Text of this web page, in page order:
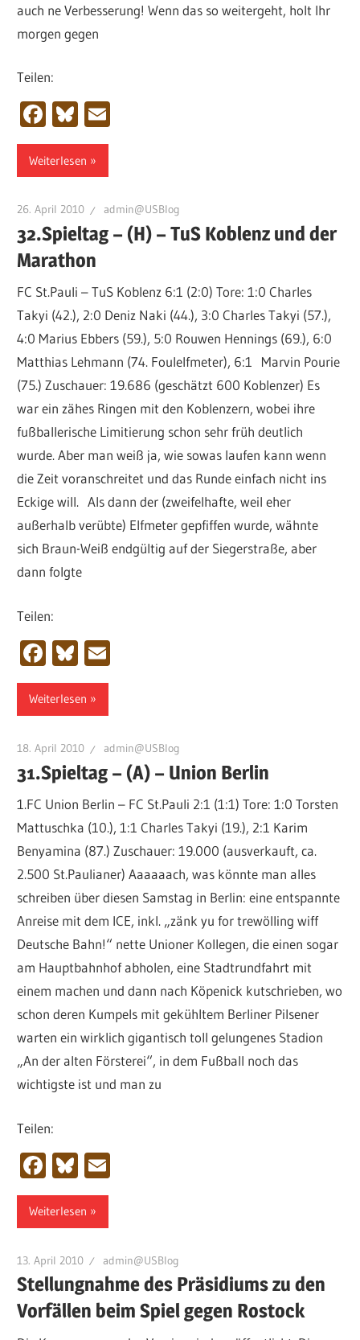
auch ne Verbesserung! Wenn das so weitergeht, holt Ihr
morgen gegen
Teilen:
Facebook
Bluesky
Weiterlesen
26. April 2010 admin@USBlog
32.Spieltag – (H) – TuS Koblenz und der
Marathon
FC St.Pauli – TuS Koblenz 6:1 (2:0) Tore: 1:0 Charles
Takyi (42.), 2:0 Deniz Naki (44.), 3:0 Charles Takyi (57.),
4:0 Marius Ebbers (59.), 5:0 Rouwen Hennings (69.), 6:0
Matthias Lehmann (74. Foulelfmeter), 6:1 Marvin Pourie
(75.) Zuschauer: 19.686 (geschätzt 600 Koblenzer) Es
war ein zähes Ringen mit den Koblenzern, wobei ihre
fußballerische Limitierung schon sehr früh deutlich
wurde. Aber man weiß ja, wie sowas laufen kann wenn
die Zeit voranschreitet und das Runde einfach nicht ins
Eckige will. Als dann der (zweifelhafte, weil eher
außerhalb verübte) Elfmeter gepfiffen wurde, wähnte
sich Braun-Weiß endgültig auf der Siegerstraße, aber
dann folgte
Teilen:
Facebook
Bluesky
Weiterlesen
18. April 2010 admin@USBlog
31.Spieltag – (A) – Union Berlin
1.FC Union Berlin – FC St.Pauli 2:1 (1:1) Tore: 1:0 Torsten
Mattuschka (10.), 1:1 Charles Takyi (19.), 2:1 Karim
Benyamina (87.) Zuschauer: 19.000 (ausverkauft, ca.
2.500 St.Paulianer) Aaaaaach, was könnte man alles
schreiben über diesen Samstag in Berlin: eine entspannte
Anreise mit dem ICE, inkl. „zänk yu for trewölling wiff
Deutsche Bahn!“ nette Unioner Kollegen, die einen sogar
am Hauptbahnhof abholen, eine Stadtrundfahrt mit
einem machen und dann nach Köpenick kutschrieben, wo
schon deren Kumpels mit gekühltem Berliner Pilsener
warten ein wirklich gigantisch toll gelungenes Stadion
„An der alten Försterei“, in dem Fußball noch das
wichtigste ist und man zu
Teilen:
Facebook
Bluesky
Weiterlesen
13. April 2010 admin@USBlog
Stellungnahme des Präsidiums zu den
Vorfällen beim Spiel gegen Rostock